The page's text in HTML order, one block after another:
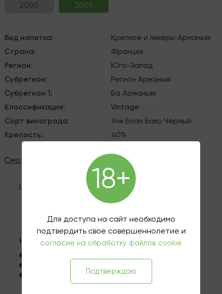
2000 2009
Вид напитка: Крепкое и ликёры Арманьяк
Страна:
Франция
Регион:
Юго-Запад
Субрегион:
Регион Арманьяк
Субрегион 1:
Ба Арманьяк
Классификация:
Vintage
Сорт винограда: Уни Блан Бако Чёрный
Крепость: 40%
Смотреть все характеристики
Цена актуальна на 27.07.2026
Наличие:
ул. Жуковского, 10 - Нет в наличии
18+
Для доступа на сайт необходимо
подтвердить свое совершеннолетие и
согласие на обработку файлов cookie
Подтверждаю